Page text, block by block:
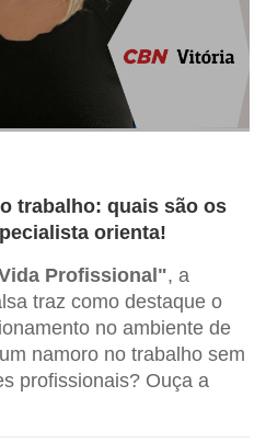
trabalho: quais são os
orienta!
Profissional", a
traz como destaque o
no ambiente de
namoro no trabalho sem
profissionais? Ouça a